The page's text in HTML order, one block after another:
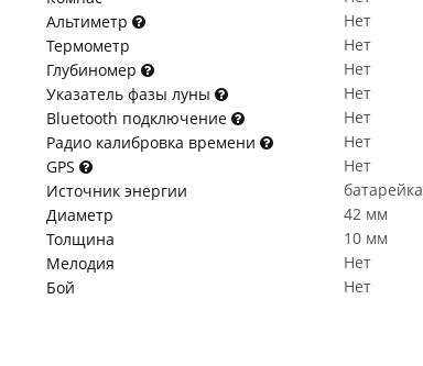
Альтиметр
Нет
Термометр
Нет
Глубиномер
Нет
Указатель фазы луны
Нет
Bluetooth подключение
Нет
Радио калибровка времени
Нет
GPS
Нет
Источник энергии
батарейка
Диаметр
42 мм
Толщина
10 мм
Мелодия
Нет
Бой
Нет